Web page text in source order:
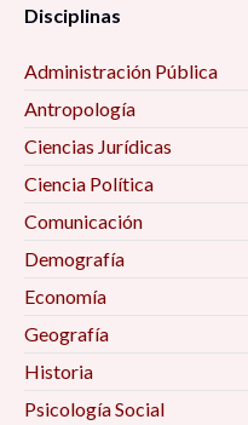
Disciplinas
Administración Pública
Antropología
Ciencias Jurídicas
Ciencia Política
Comunicación
Demografía
Economía
Geografía
Historia
Psicología Social